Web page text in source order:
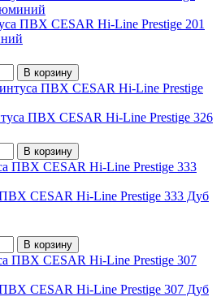
ПВХ CESAR Hi-Line Prestige 201
В корзину
ПВХ CESAR Hi-Line Prestige 326
В корзину
CESAR Hi-Line Prestige 333 Дуб
В корзину
CESAR Hi-Line Prestige 307 Дуб